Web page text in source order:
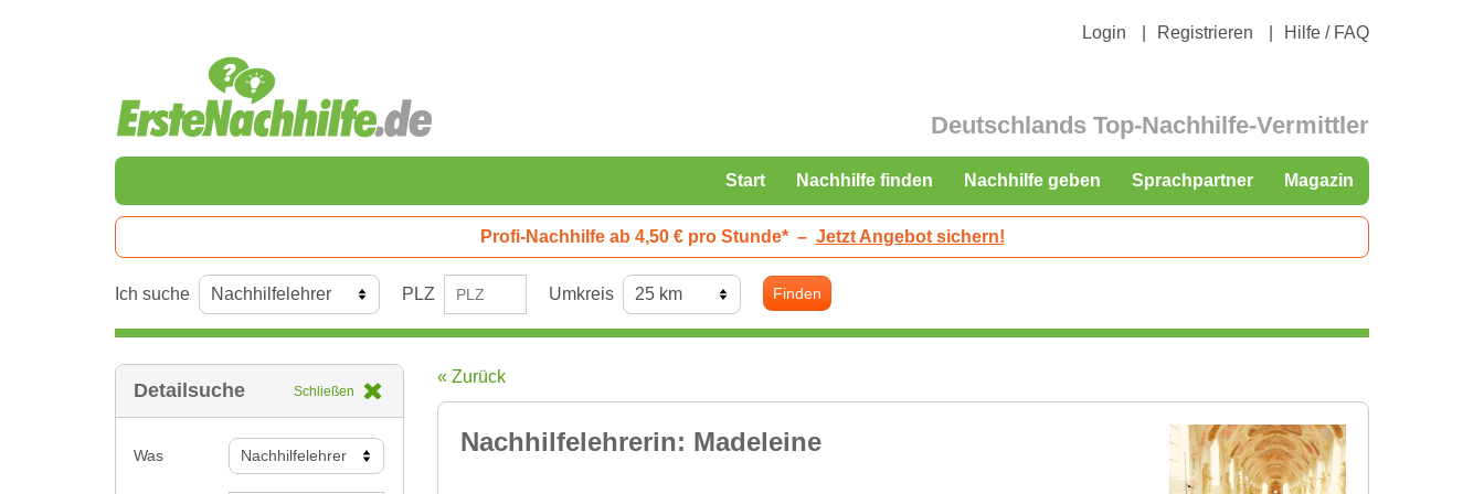
Login Registrieren Hilfe / FAQ
Deutschlands Top-Nachhilfe-Vermittler
Start Nachhilfe finden Nachhilfe geben Sprachpartner Magazin
Profi-Nachhilfe ab 4,50 € pro Stunde* – Jetzt Angebot sichern!
Ich suche PLZ Umkreis Finden
Detailsuche Schließen
Was
« Zurück
Nachhilfelehrerin: Madeleine